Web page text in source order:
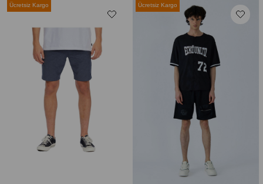
Ücretsiz Kargo Ücretsiz Kargo